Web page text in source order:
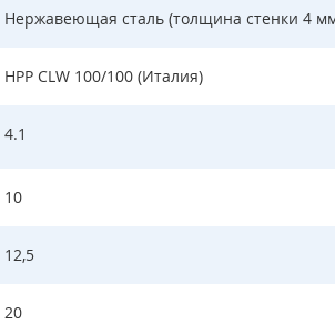
Нержавеющая сталь (толщина стенки 4
HPP CLW 100/100 (Италия)
4.1
10
12,5
20